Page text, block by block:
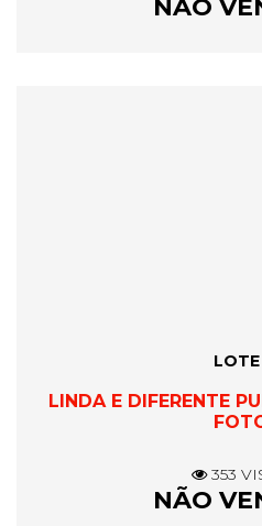
NÃO
LOTE
LINDA E DIFERENTE
353
NÃO